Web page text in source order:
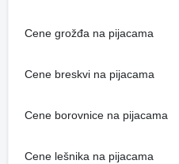
Cene grožđa na pijacama
Cene breskvi na pijacama
Cene borovnice na pijacama
Cene lešnika na pijacama